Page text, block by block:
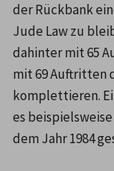
der Rückbank
Jude Law zu
dahinter mit 65
mit 69 Auftritten
komplettieren.
es
dem Jahr 1984